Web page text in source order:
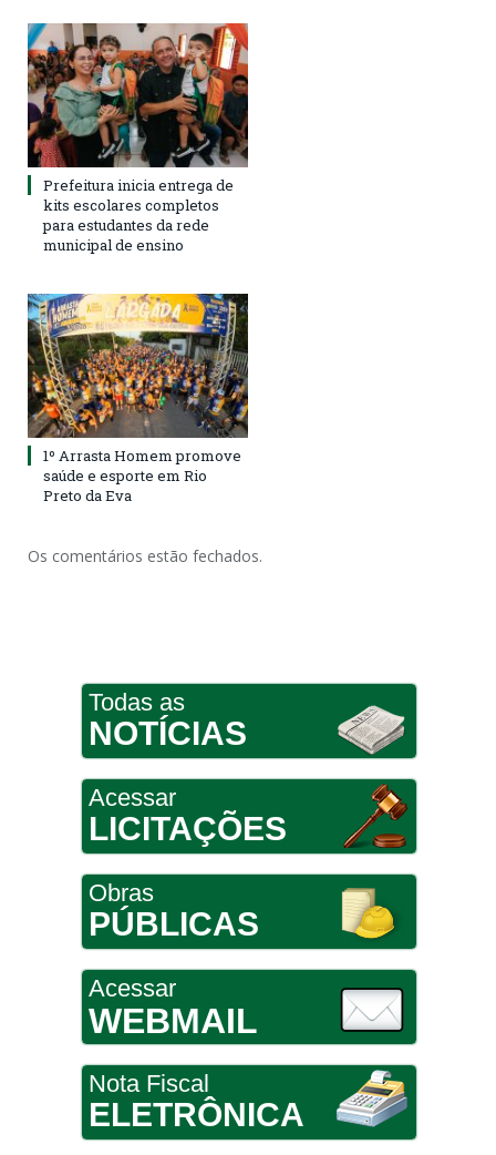
Prefeitura inicia entrega de
kits escolares completos
para estudantes da rede
municipal de ensino
1º Arrasta Homem promove
saúde e esporte em Rio
Preto da Eva
Os comentários estão fechados.
Todas as
NOTÍCIAS
Acessar
LICITAÇÕES
Obras
PÚBLICAS
Acessar
WEBMAIL
Nota Fiscal
ELETRÔNICA